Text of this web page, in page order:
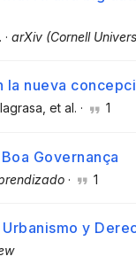
· arXiv (Cornell
nueva
, et al. · 1
Governança
· 1
y